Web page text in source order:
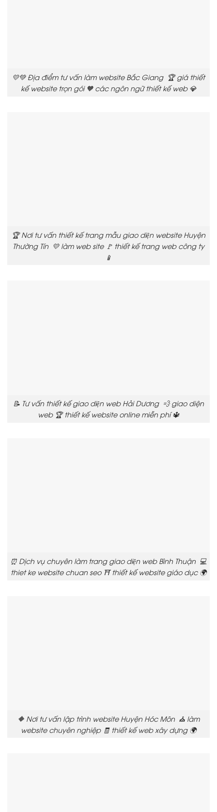
💛💚 Địa điểm tư vấn làm website Bắc Giang 🏆 giá thiết
kế website trọn gói 🧡 các ngôn ngữ thiết kế web 💎
🏆 Nơi tư vấn thiết kế trang mẫu giao diện website Huyện
Thường Tín 💛 làm web site 🚩 thiết kế trang web công ty
📱
📝 Tư vấn thiết kế giao diện web Hải Dương 💨 giao diện
web 🏆 thiết kế website online miễn phí 🔱
⏰ Dịch vụ chuyên làm trang giao diện web Bình Thuận 💻
thiet ke website chuan seo ⛩️ thiết kế website giáo dục 🌍
🔶 Nơi tư vấn lập trình website Huyện Hóc Môn ⛪ làm
website chuyên nghiệp 🧾 thiết kế web xây dựng 🌍